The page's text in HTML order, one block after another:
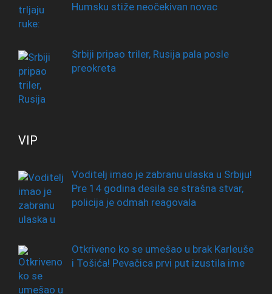
Humsku stiže neočekivan novac
Srbiji pripao triler, Rusija pala posle
preokreta
VIP
Voditelj imao je zabranu ulaska u Srbiju!
Pre 14 godina desila se strašna stvar,
policija je odmah reagovala
Otkriveno ko se umešao u brak Karleuše
i Tošića! Pevačica prvi put izustila ime